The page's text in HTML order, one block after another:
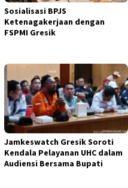
Sosialisasi BPJS
Ketenagakerjaan dengan
FSPMI Gresik
Jamkeswatch Gresik Soroti
Kendala Pelayanan UHC dalam
Audiensi Bersama Bupati